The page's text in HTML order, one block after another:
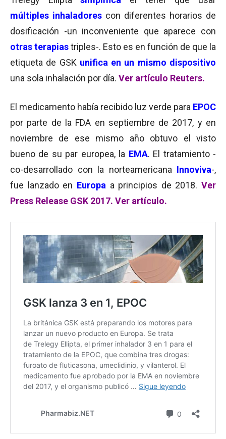
múltiples inhaladores con diferentes horarios de
dosificación -un inconveniente que aparece con
otras terapiastriples-. Esto es en función de que la
etiqueta de GSK unifica en un mismo dispositivo
una sola inhalación por día. Ver artículo Reuters.
El medicamento había recibido luz verde para EPOC
por parte de la FDA en septiembre de 2017, y en
noviembre de ese mismo año obtuvo el visto
bueno de su par europea, la EMA. El tratamiento -
co-desarrollado con la norteamericana Innoviva-,
fue lanzado en Europa a principios de 2018. Ver
Press Release GSK 2017. Ver artículo.